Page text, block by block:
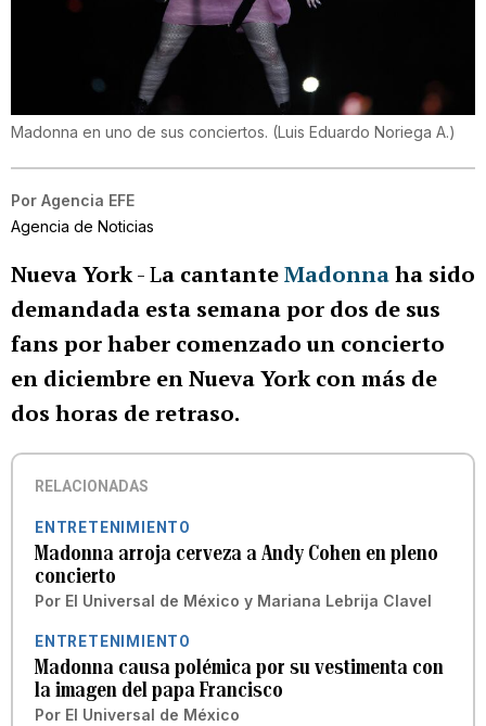
Madonna en uno de sus conciertos. (Luis Eduardo Noriega A.)
Por Agencia EFE
Agencia de Noticias
Nueva York- La cantanteMadonnaha sido
demandada esta semana por dos de sus
fans por haber comenzado un concierto
en diciembre en Nueva York con más de
dos horas de retraso.
RELACIONADAS
ENTRETENIMIENTO
Madonna arroja cerveza a Andy Cohen en pleno
concierto
Por El Universal de México y Mariana Lebrija Clavel
ENTRETENIMIENTO
Madonna causa polémica por su vestimenta con
la imagen del papa Francisco
Por El Universal de México